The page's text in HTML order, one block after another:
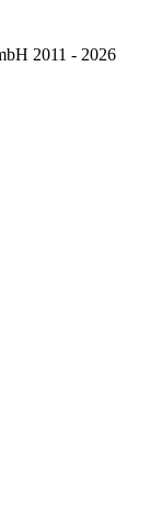
2011 - 2026